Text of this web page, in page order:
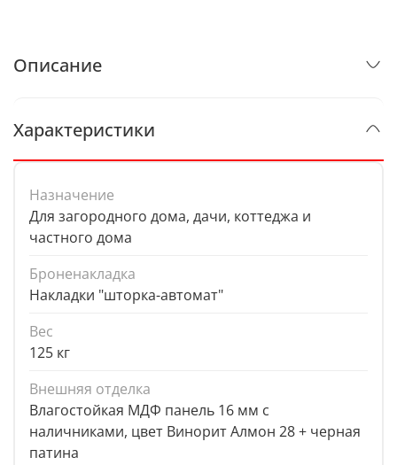
Описание
Характеристики
Назначение
Для загородного дома, дачи, коттеджа и
частного дома
Броненакладка
Накладки "шторка-автомат"
Вес
125 кг
Внешняя отделка
Влагостойкая МДФ панель 16 мм с
наличниками, цвет Винорит Алмон 28 + черная
патина